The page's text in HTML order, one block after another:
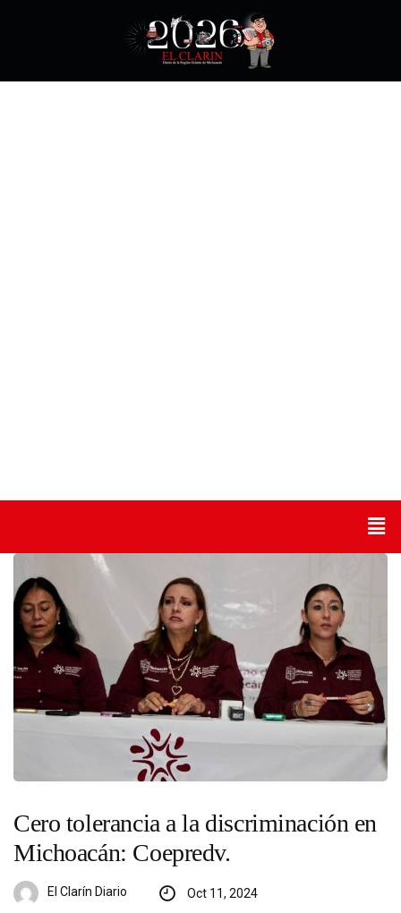
Cero tolerancia a la discriminación en
Michoacán: Coepredv.
El Clarín Diario Oct 11, 2024